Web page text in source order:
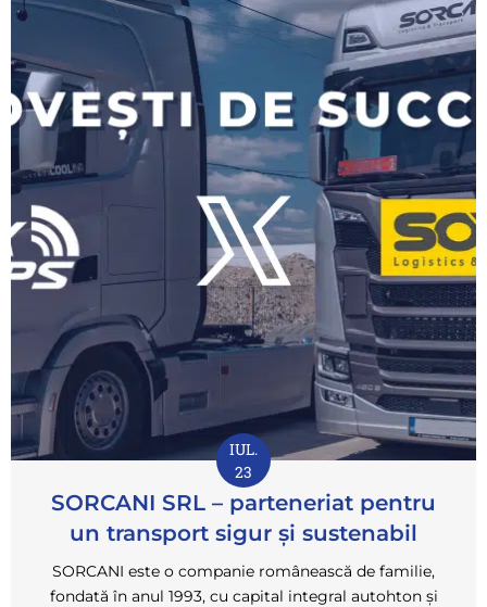
IUL.
23
SORCANI SRL – parteneriat pentru
un transport sigur și sustenabil
SORCANI este o companie românească de familie,
fondată în anul 1993, cu capital integral autohton și